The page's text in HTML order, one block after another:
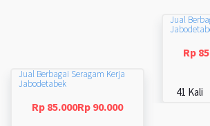
Jual
Rp
41 Kali
Jual Berbagai Seragam Kerja
Jabodetabek
Rp 85.000Rp 90.000